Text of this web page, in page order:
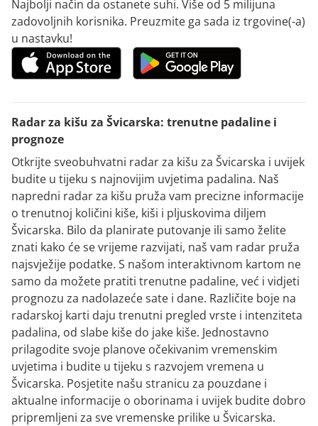
Najbolji način da ostanete suhi. Više od 5 milijuna
zadovoljnih korisnika. Preuzmite ga sada iz trgovine(-a)
u nastavku!
Radar za kišu za Švicarska: trenutne padaline i
prognoze
Otkrijte sveobuhvatni radar za kišu za Švicarska i uvijek
budite u tijeku s najnovijim uvjetima padalina. Naš
napredni radar za kišu pruža vam precizne informacije
o trenutnoj količini kiše, kiši i pljuskovima diljem
Švicarska. Bilo da planirate putovanje ili samo želite
znati kako će se vrijeme razvijati, naš vam radar pruža
najsvježije podatke. S našom interaktivnom kartom ne
samo da možete pratiti trenutne padaline, već i vidjeti
prognozu za nadolazeće sate i dane. Različite boje na
radarskoj karti daju trenutni pregled vrste i intenziteta
padalina, od slabe kiše do jake kiše. Jednostavno
prilagodite svoje planove očekivanim vremenskim
uvjetima i budite u tijeku s razvojem vremena u
Švicarska. Posjetite našu stranicu za pouzdane i
aktualne informacije o oborinama i uvijek budite dobro
pripremljeni za sve vremenske prilike u Švicarska.